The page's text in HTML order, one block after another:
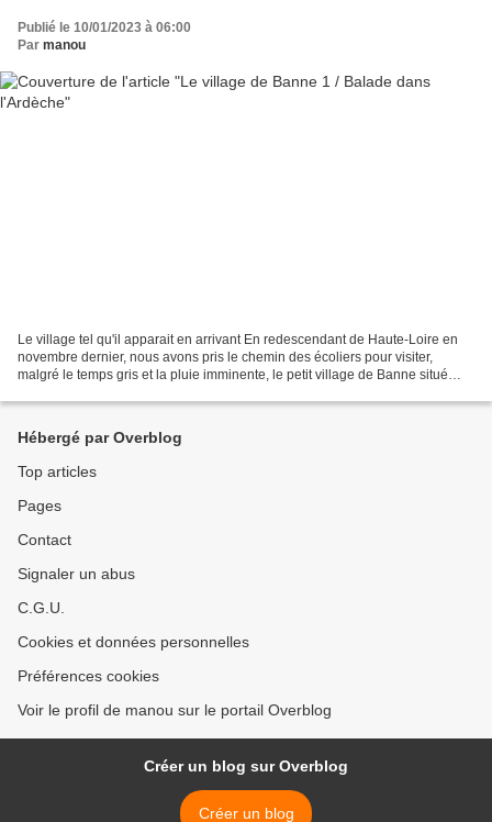
Publié le 10/01/2023 à 06:00
Par manou
Le village tel qu'il apparait en arrivant En redescendant de Haute-Loire en
novembre dernier, nous avons pris le chemin des écoliers pour visiter,
malgré le temps gris et la pluie imminente, le petit village de Banne situé
Hébergé par Overblog
Top articles
Pages
Contact
Signaler un abus
C.G.U.
Cookies et données personnelles
Préférences cookies
Voir le profil de manou sur le portail Overblog
Créer un blog sur Overblog
Créer un blog